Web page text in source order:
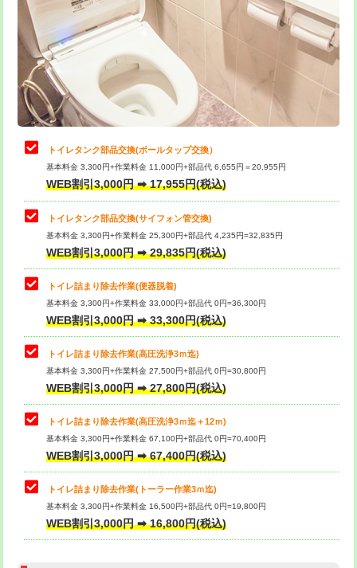
トイレタンク部品交換(ボールタップ交換）
基本料金 3,300円+作業料金 11,000円+部品代 6,655円＝20,955円
WEB割引3,000円 ➡ 17,955円(税込)
トイレタンク部品交換(サイフォン管交換)
基本料金 3,300円+作業料金 25,300円+部品代 4,235円=32,835円
WEB割引3,000円 ➡ 29,835円(税込)
トイレ詰まり除去作業(便器脱着)
基本料金 3,300円+作業料金 33,000円+部品代 0円=36,300円
WEB割引3,000円 ➡ 33,300円(税込)
トイレ詰まり除去作業(高圧洗浄3ｍ迄)
基本料金 3,300円+作業料金 27,500円+部品代 0円=30,800円
WEB割引3,000円 ➡ 27,800円(税込)
トイレ詰まり除去作業(高圧洗浄3ｍ迄＋12ｍ)
基本料金 3,300円+作業料金 67,100円+部品代 0円=70,400円
WEB割引3,000円 ➡ 67,400円(税込)
トイレ詰まり除去作業(トーラー作業3ｍ迄)
基本料金 3,300円+作業料金 16,500円+部品代 0円=19,800円
WEB割引3,000円 ➡ 16,800円(税込)